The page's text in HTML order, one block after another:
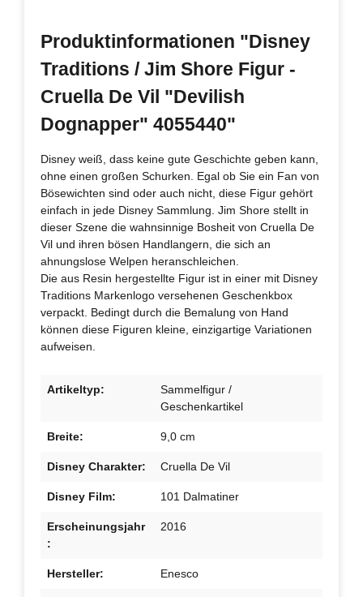
Produktinformationen "Disney
Traditions / Jim Shore Figur -
Cruella De Vil "Devilish
Dognapper" 4055440"
Disney weiß, dass keine gute Geschichte geben kann,
ohne einen großen Schurken. Egal ob Sie ein Fan von
Bösewichten sind oder auch nicht, diese Figur gehört
einfach in jede Disney Sammlung. Jim Shore stellt in
dieser Szene die wahnsinnige Bosheit von Cruella De
Vil und ihren bösen Handlangern, die sich an
ahnungslose Welpen heranschleichen.
Die aus Resin hergestellte Figur ist in einer mit Disney
Traditions Markenlogo versehenen Geschenkbox
verpackt. Bedingt durch die Bemalung von Hand
können diese Figuren kleine, einzigartige Variationen
aufweisen.
Artikeltyp:
Sammelfigur /
Geschenkartikel
Breite: 9,0 cm
Disney Charakter: Cruella De Vil
Disney Film: 101 Dalmatiner
Erscheinungsjahr
:
2016
Hersteller: Enesco